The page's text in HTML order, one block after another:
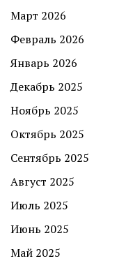
Март 2026
Февраль 2026
Январь 2026
Декабрь 2025
Ноябрь 2025
Октябрь 2025
Сентябрь 2025
Август 2025
Июль 2025
Июнь 2025
Май 2025